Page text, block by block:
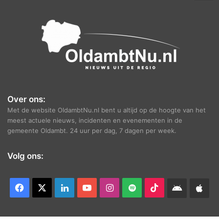
Over ons:
Met de website OldambtNu.nl bent u altijd op de hoogte van het
meest actuele nieuws, incidenten en evenementen in de
gemeente Oldambt. 24 uur per dag, 7 dagen per week.
Volg ons:
Facebook LinkedInYouTubeInstagram
Spotify TikTokAndroid